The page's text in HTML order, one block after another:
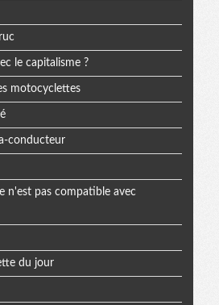
le capitalisme ?
motocyclettes
conducteur
n'est pas compatible avec
du jour